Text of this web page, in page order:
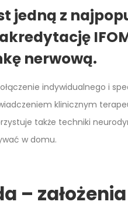
jedną z
nerwową.
indywidualnego i
klinicznym
także techniki
w domu.
– założenia